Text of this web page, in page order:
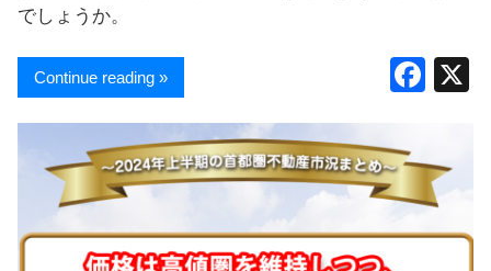
でしょうか。
F
e
b
o
Continue reading »